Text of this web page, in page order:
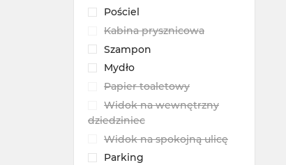
Pościel
Kabina prysznicowa
Szampon
Mydło
Papier toaletowy
Widok na wewnętrzny
dziedziniec
Widok na spokojną ulicę
Parking